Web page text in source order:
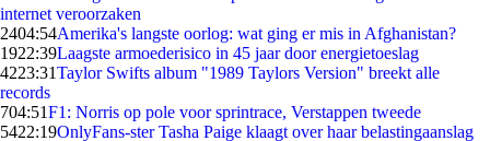
internet veroorzaken
2404:54Amerika's langste oorlog: wat ging er mis in Afghanistan?
1922:39Laagste armoederisico in 45 jaar door energietoeslag
4223:31Taylor Swifts album "1989 Taylors Version" breekt alle
records
704:51F1: Norris op pole voor sprintrace, Verstappen tweede
5422:19OnlyFans-ster Tasha Paige klaagt over haar belastingaanslag